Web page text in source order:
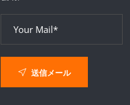
送信メール